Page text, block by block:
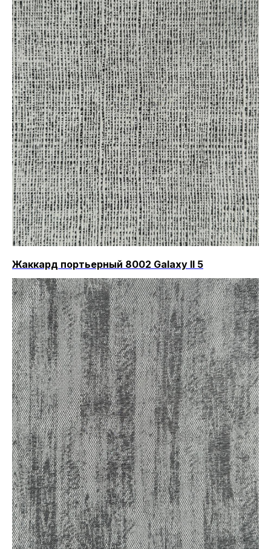
Жаккард портьерный 8002 Galaxy II 5